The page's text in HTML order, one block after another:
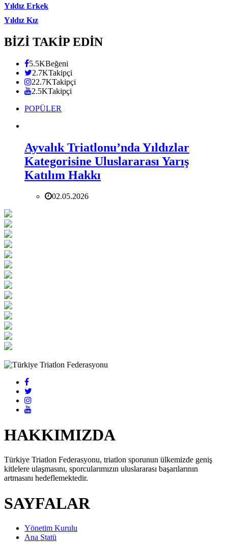
Yıldız Erkek
Yıldız Kız
BİZİ TAKİP EDİN
5.5KBeğeni
2.7KTakipçi
22.7KTakipçi
2.5KTakipçi
POPÜLER
Ayvalık Triatlonu’nda Yıldızlar
Kategorisine Uluslararası Yarış
Katılım Hakkı
02.05.2026
HAKKIMIZDA
Türkiye Triatlon Federasyonu, triatlon sporunun ülkemizde geniş
kitlelere ulaşmasını, sporcularımızın uluslararası başarılarının
artmasını hedeflemektedir.
SAYFALAR
Yönetim Kurulu
Ana Statü